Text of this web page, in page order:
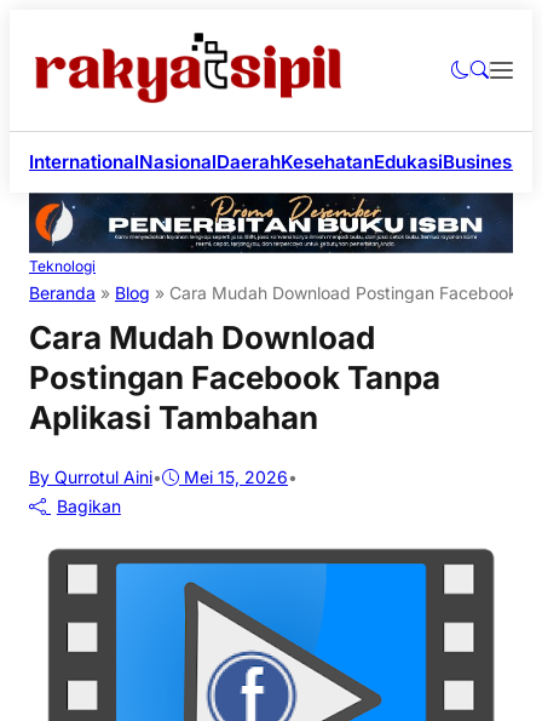
InternationalNasionalDaerahKesehatanEdukasiBusiness
Teknologi
Beranda » Blog » Cara Mudah Download Postingan Facebook
Cara Mudah Download
Postingan Facebook Tanpa
Aplikasi Tambahan
By Qurrotul Aini• Mei 15, 2026•
Bagikan